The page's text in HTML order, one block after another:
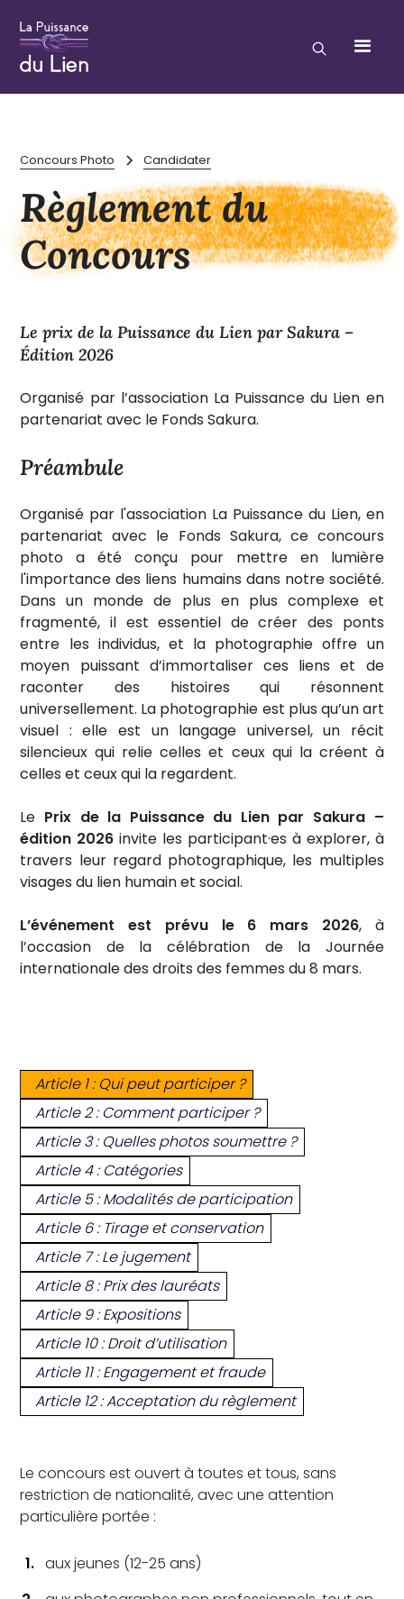
Concours Photo Candidater
Règlement du
Concours
Le prix de la Puissance du Lien par Sakura –
Édition 2026
Organisé par l’association La Puissance du Lien en
partenariat avec le Fonds Sakura.
Préambule
Organisé par l'association La Puissance du Lien, en
partenariat avec le Fonds Sakura, ce concours
photo a été conçu pour mettre en lumière
l'importance des liens humains dans notre société.
Dans un monde de plus en plus complexe et
fragmenté, il est essentiel de créer des ponts
entre les individus, et la photographie offre un
moyen puissant d’immortaliser ces liens et de
raconter des histoires qui résonnent
universellement. La photographie est plus qu’un art
visuel : elle est un langage universel, un récit
silencieux qui relie celles et ceux qui la créent à
celles et ceux qui la regardent.
Le Prix de la Puissance du Lien par Sakura –
édition 2026 invite les participant·es à explorer, à
travers leur regard photographique, les multiples
visages du lien humain et social.
L’événement est prévu le 6 mars 2026, à
l’occasion de la célébration de la Journée
internationale des droits des femmes du 8 mars.
Article 1 : Qui peut participer ?
Article 2 : Comment participer ?
Article 3 : Quelles photos soumettre ?
Article 4 : Catégories
Article 5 : Modalités de participation
Article 6 : Tirage et conservation
Article 7 : Le jugement
Article 8 : Prix des lauréats
Article 9 : Expositions
Article 10 : Droit d’utilisation
Article 11 : Engagement et fraude
Article 12 : Acceptation du règlement
Le concours est ouvert à toutes et tous, sans
restriction de nationalité, avec une attention
particulière portée :
aux jeunes (12-25 ans)